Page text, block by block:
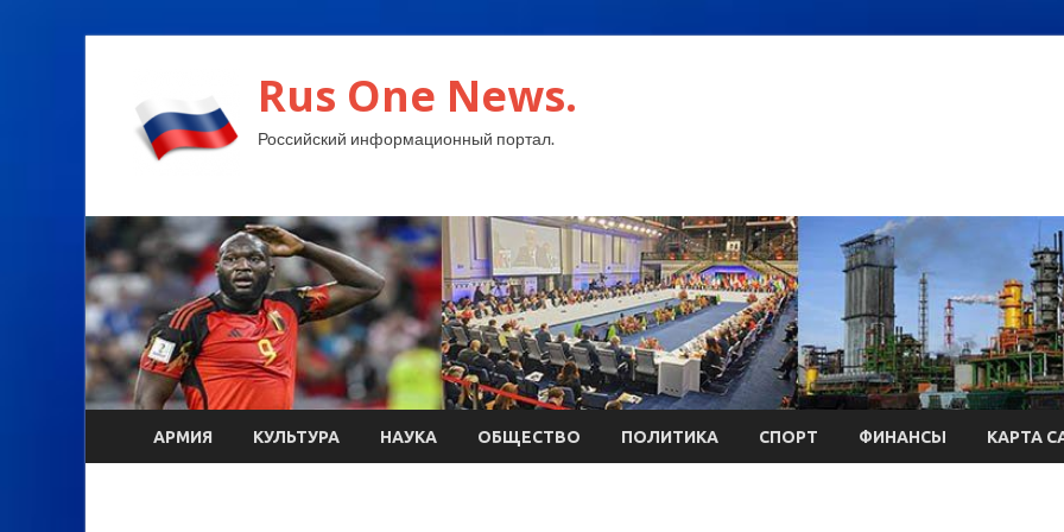
Rus One News.
Российский информационный портал.
АРМИЯ КУЛЬТУРА НАУКА ОБЩЕСТВО ПОЛИТИКА СПОРТ ФИНАНСЫ КАРТА